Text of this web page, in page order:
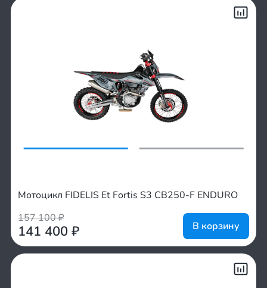
Мотоцикл FIDELIS Et Fortis S3 CB250-F ENDURO
157 100₽
141 400 ₽ В корзину